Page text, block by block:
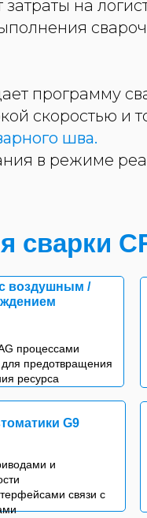
на
программу
скоростью и
шва.
в режиме
сварки
и
связи с
G9
процессами
предотвращения
ресурса
воздушным /